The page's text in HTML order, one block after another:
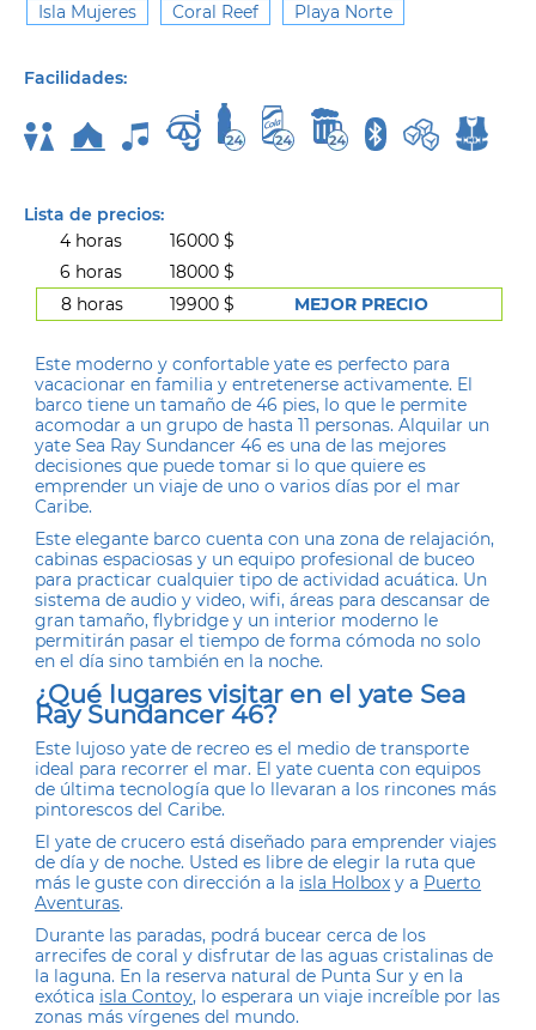
Isla Mujeres
Coral Reef Playa Norte
Facilidades:
Lista de precios:
4 horas
16000 $
6 horas
18000 $
8 horas
19900 $ MEJOR PRECIO
Este moderno y confortable yate es perfecto para
vacacionar en familia y entretenerse activamente. El
barco tiene un tamaño de 46 pies, lo que le permite
acomodar a un grupo de hasta 11 personas. Alquilar un
yate Sea Ray Sundancer 46 es una de las mejores
decisiones que puede tomar si lo que quiere es
emprender un viaje de uno o varios días por el mar
Caribe.
Este elegante barco cuenta con una zona de relajación,
cabinas espaciosas y un equipo profesional de buceo
para practicar cualquier tipo de actividad acuática. Un
sistema de audio y video, wifi, áreas para descansar de
gran tamaño, flybridge y un interior moderno le
permitirán pasar el tiempo de forma cómoda no solo
en el día sino también en la noche.
¿Qué lugares visitar en el yate Sea
Ray Sundancer 46?
Este lujoso yate de recreo es el medio de transporte
ideal para recorrer el mar. El yate cuenta con equipos
de última tecnología que lo llevaran a los rincones más
pintorescos del Caribe.
El yate de crucero está diseñado para emprender viajes
de día y de noche. Usted es libre de elegir la ruta que
más le guste con dirección a la isla Holbox y a Puerto
Aventuras.
Durante las paradas, podrá bucear cerca de los
arrecifes de coral y disfrutar de las aguas cristalinas de
la laguna. En la reserva natural de Punta Sur y en la
exótica isla Contoy, lo esperara un viaje increíble por las
zonas más vírgenes del mundo.